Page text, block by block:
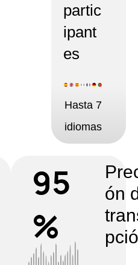
partic
ipant
es
Hasta 7
idiomas
95
%
ón